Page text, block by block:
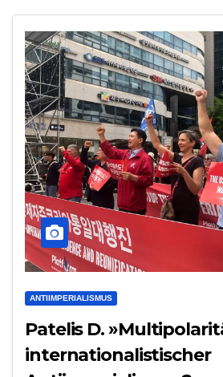
ANTIIMPERIALISMUS
Patelis D.
internationalistischer